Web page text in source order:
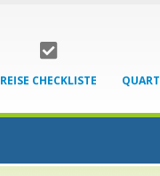
REISE CHECKLISTE